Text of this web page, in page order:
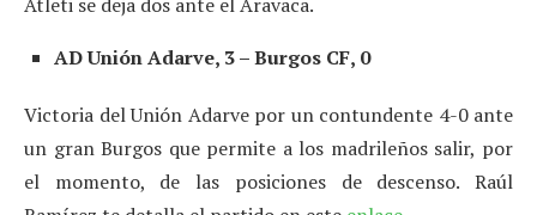
Atleti se deja dos ante el Aravaca.
AD Unión Adarve, 3 – Burgos CF, 0
Victoria del Unión Adarve por un contundente 4-0 ante
un gran Burgos que permite a los madrileños salir, por
el momento, de las posiciones de descenso. Raúl